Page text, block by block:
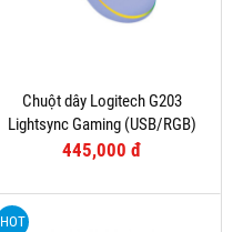
Chuột dây Logitech G203
Lightsync Gaming (USB/RGB)
Tím
445,000 đ
HOT